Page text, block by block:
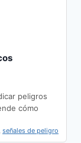
peligros
cómo
señales de peligro